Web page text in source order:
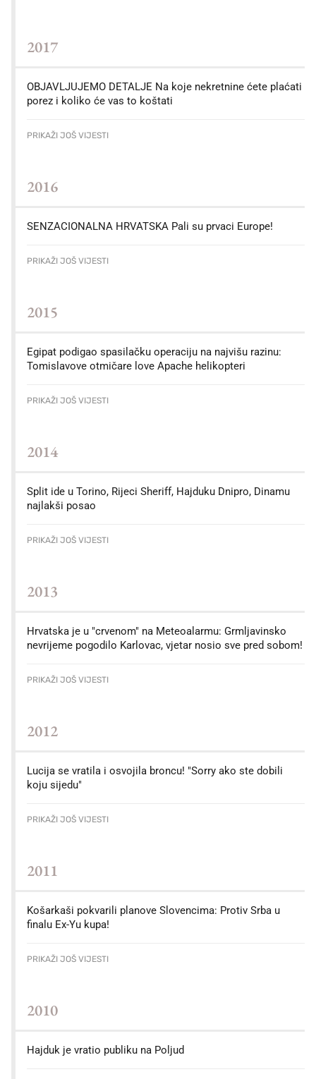
2017
OBJAVLJUJEMO DETALJE Na koje nekretnine ćete plaćati
porez i koliko će vas to koštati
PRIKAŽI JOŠ VIJESTI
2016
SENZACIONALNA HRVATSKA Pali su prvaci Europe!
PRIKAŽI JOŠ VIJESTI
2015
Egipat podigao spasilačku operaciju na najvišu razinu:
Tomislavove otmičare love Apache helikopteri
PRIKAŽI JOŠ VIJESTI
2014
Split ide u Torino, Rijeci Sheriff, Hajduku Dnipro, Dinamu
najlakši posao
PRIKAŽI JOŠ VIJESTI
2013
Hrvatska je u "crvenom" na Meteoalarmu: Grmljavinsko
nevrijeme pogodilo Karlovac, vjetar nosio sve pred sobom!
PRIKAŽI JOŠ VIJESTI
2012
Lucija se vratila i osvojila broncu! "Sorry ako ste dobili
koju sijedu"
PRIKAŽI JOŠ VIJESTI
2011
Košarkaši pokvarili planove Slovencima: Protiv Srba u
finalu Ex-Yu kupa!
PRIKAŽI JOŠ VIJESTI
2010
Hajduk je vratio publiku na Poljud